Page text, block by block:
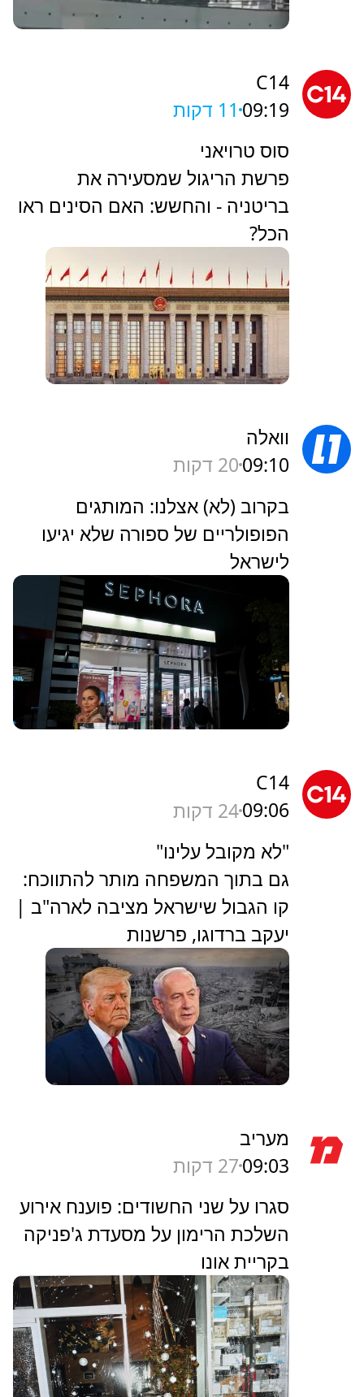
C14
09:19 11 דקות
סוס טרויאני
פרשת הריגול שמסעירה את
בריטניה - והחשש: האם הסינים ראו
הכל?
וואלה
09:1020 דקות
בקרוב (לא) אצלנו: המותגים
הפופולריים של ספורה שלא יגיעו
לישראל
C14
09:0624 דקות
"לא מקובל עלינו"
גם בתוך המשפחה מותר להתווכח:
קו הגבול שישראל מציבה לארה"ב |
יעקב ברדוגו, פרשנות
מעריב
09:0327 דקות
סגרו על שני החשודים: פוענח אירוע
השלכת הרימון על מסעדת ג'פניקה
בקריית אונו